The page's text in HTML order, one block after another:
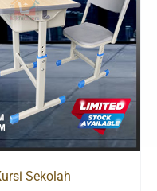
Sekolah